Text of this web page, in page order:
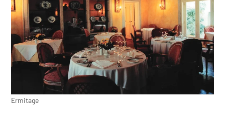
Ermitage